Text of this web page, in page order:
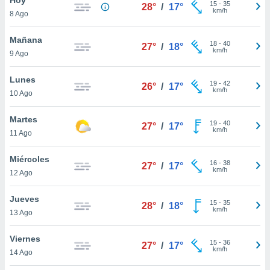
en
más
nuestra
de
cookies
aceptar
8 Ago
28° / 17° 15- 35
km/h
Mañana
9 Ago
27° / 18° 18- 40
km/h
Lunes
10 Ago
26° / 17° 19- 42
km/h
Martes
11 Ago
27° / 17° 19- 40
km/h
Miércoles
12 Ago
27° / 17° 16- 38
km/h
Jueves
13 Ago
28° / 18° 15- 35
km/h
Viernes
14 Ago
27° / 17° 15- 36
km/h